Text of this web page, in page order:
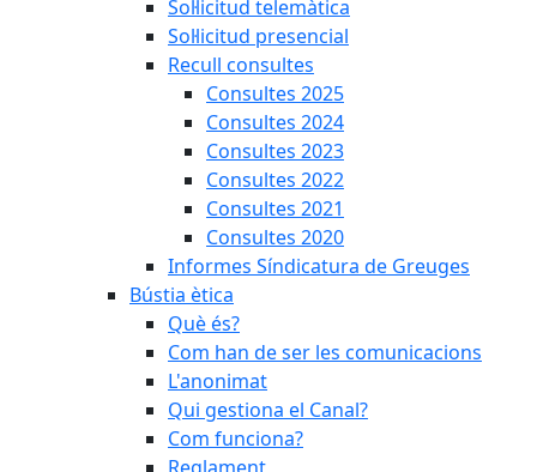
Sol·licitud telemàtica
Sol·licitud presencial
Recull consultes
Consultes 2025
Consultes 2024
Consultes 2023
Consultes 2022
Consultes 2021
Consultes 2020
Informes Síndicatura de Greuges
Bústia ètica
Què és?
Com han de ser les comunicacions
L'anonimat
Qui gestiona el Canal?
Com funciona?